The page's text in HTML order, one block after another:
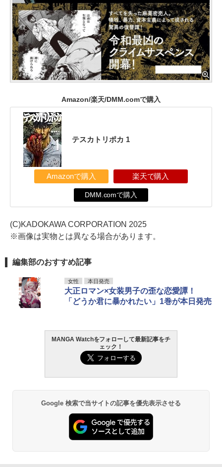
Amazon/楽天/DMM.comで購入
テスカトリポカ 1
Amazonで購入 楽天で購入
DMM.comで購入
(C)KADOKAWA CORPORATION 2025
※画像は実物とは異なる場合があります。
編集部のおすすめ記事
女性 本日発売
大正ロマン×女装男子の歪な恋愛譚！
「どうか君に暴かれたい」1巻が本日発売
MANGA Watchをフォローして最新記事をチ
ェック！
Google 検索で当サイトの記事を優先表示させる